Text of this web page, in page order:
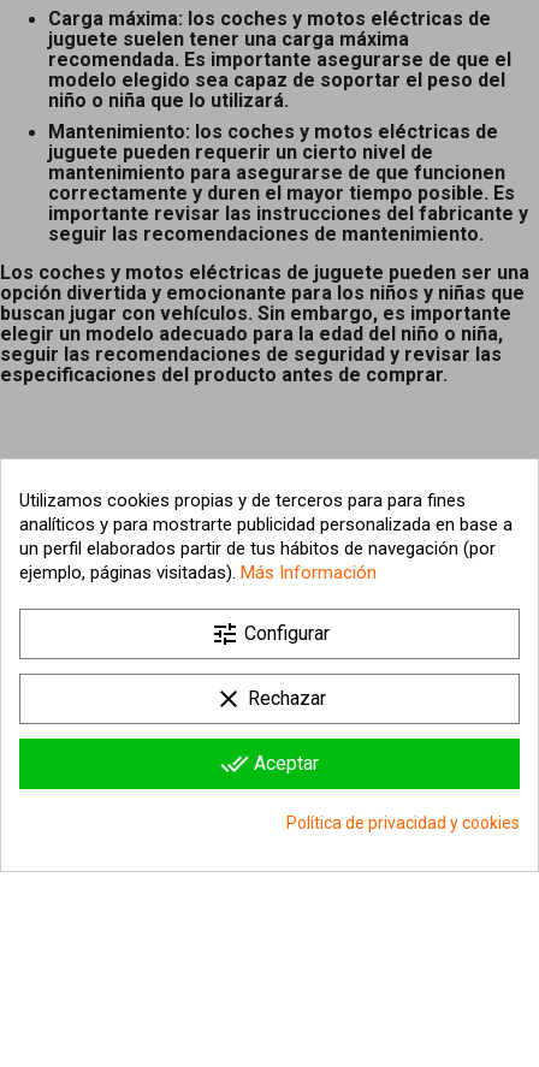
Carga máxima: los coches y motos eléctricas de
juguete suelen tener una carga máxima
recomendada. Es importante asegurarse de que el
modelo elegido sea capaz de soportar el peso del
niño o niña que lo utilizará.
Mantenimiento: los coches y motos eléctricas de
juguete pueden requerir un cierto nivel de
mantenimiento para asegurarse de que funcionen
correctamente y duren el mayor tiempo posible. Es
importante revisar las instrucciones del fabricante y
seguir las recomendaciones de mantenimiento.
Los coches y motos eléctricas de juguete pueden ser una
opción divertida y emocionante para los niños y niñas que
buscan jugar con vehículos. Sin embargo, es importante
elegir un modelo adecuado para la edad del niño o niña,
seguir las recomendaciones de seguridad y revisar las
especificaciones del producto antes de comprar.
Información sobre la tienda 
Utilizamos cookies propias y de terceros para para fines
analíticos y para mostrarte publicidad personalizada en base a
un perfil elaborados partir de tus hábitos de navegación (por
ejemplo, páginas visitadas). Más Información
tune Configurar
clear Rechazar
done_all Aceptar
Política de privacidad y cookies